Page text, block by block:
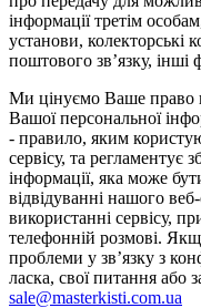
інформації третім
установи, колекторські
поштового зв’язку, інші
Ми цінуємо Ваше право
Вашої персональної
- правило, яким
сервісу, та регламентує
інформації, яка може
відвідуванні нашого
використанні сервісу,
телефонній розмові.
проблеми у зв’язку з
ласка, свої питання або
sale@masterkisti.com.ua